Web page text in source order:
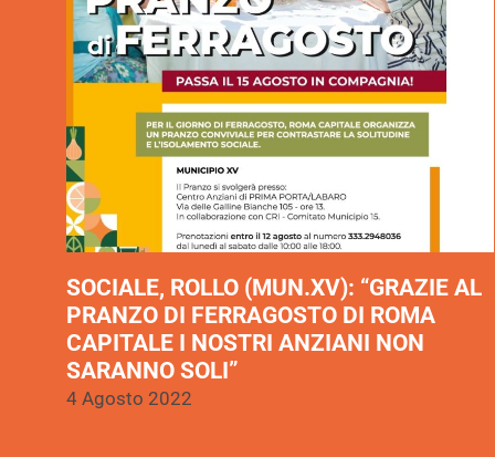
SOCIALE, ROLLO (MUN.XV): “GRAZIE AL
PRANZO DI FERRAGOSTO DI ROMA
CAPITALE I NOSTRI ANZIANI NON
SARANNO SOLI”
4 Agosto 2022